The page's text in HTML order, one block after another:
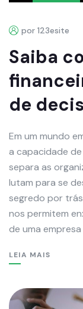
por 123esite
Saiba
de
Em um mundo
a capacidade
separa as
lutam para se
segredo por
nos permitem
de uma
LEIA MAIS